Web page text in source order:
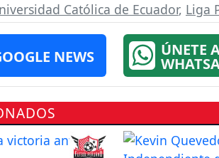
Católica de Ecuador, Liga
NEWS ÚNETE